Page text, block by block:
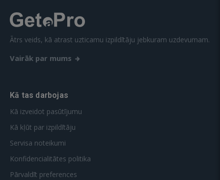
Ātrs veids, kā atrast uzticamu izpildītāju jebkuram uzdevumam.
Vairāk par mums
Kā tas darbojas
Kā izveidot pasūtījumu
Kā kļūt par izpildītāju
Servisa noteikumi
Konfidencialitātes politika
Pārvaldīt preferences